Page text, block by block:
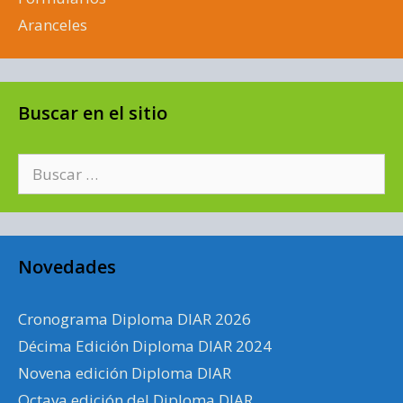
Aranceles
Buscar en el sitio
Buscar:
Novedades
Cronograma Diploma DIAR 2026
Décima Edición Diploma DIAR 2024
Novena edición Diploma DIAR